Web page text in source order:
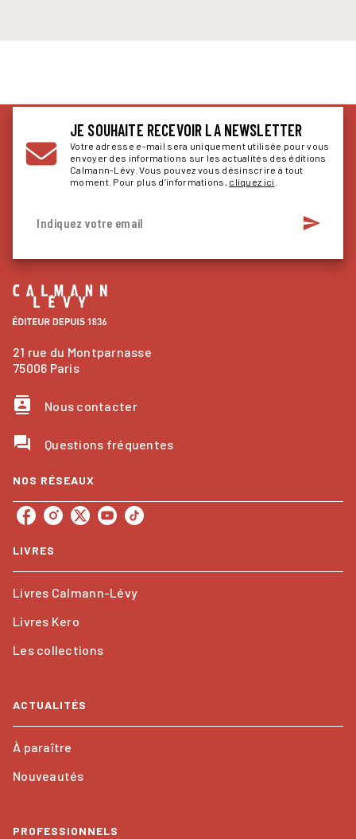
JE SOUHAITE RECEVOIR LA NEWSLETTER
Votre adresse e-mail sera uniquement utilisée pour vous
envoyer des informations sur les actualités des éditions
Calmann-Lévy. Vous pouvez vous désinscrire à tout
moment. Pour plus d’informations, cliquez ici
Indiquez votre email send
21 rue du Montparnasse
75006 Paris
contacts Nous contacter
question_answer Questions fréquentes
NOS RÉSEAUX
LIVRES
Livres Calmann-Lévy
Livres Kero
Les collections
ACTUALITÉS
À paraître
Nouveautés
PROFESSIONNELS